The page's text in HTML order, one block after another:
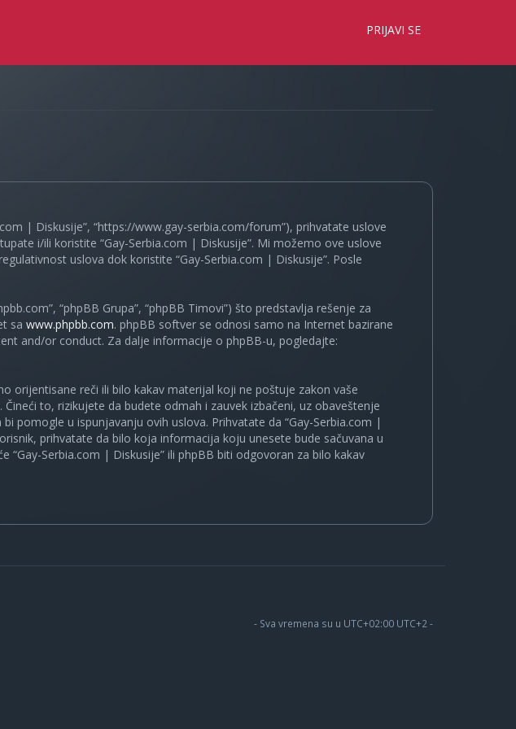
PRIJAVI SE
| Diskusije”, “https://www.gay-serbia.com/forum”), prihvatate uslove
i/ili koristite “Gay-Serbia.com | Diskusije”. Mi možemo ove uslove
uslova dok koristite “Gay-Serbia.com | Diskusije”. Posle
“phpBB Grupa”, “phpBB Timovi”) što predstavlja rešenje za
sa www.phpbb.com. phpBB softver se odnosi samo na Internet bazirane
and/or conduct. Za dalje informacije o phpBB-u, pogledajte:
orijentisane reči ili bilo kakav materijal koji ne poštuje zakon vaše
to, rizikujete da budete odmah i zauvek izbačeni, uz obaveštenje
pomogle u ispunjavanju ovih uslova. Prihvatate da “Gay-Serbia.com |
prihvatate da bilo koja informacija koju unesete bude sačuvana u
“Gay-Serbia.com | Diskusije” ili phpBB biti odgovoran za bilo kakav
- Sva vremena su u UTC+02:00 UTC+2 -